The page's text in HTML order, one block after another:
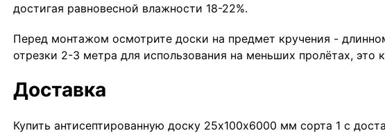
достигая равновесной влажности 18-22%.
Перед монтажом осмотрите доски на предмет кручения -
отрезки 2-3 метра для использования на меньших пролётах,
Доставка
Купить антисептированную доску 25х100х6000 мм сорта 1 с